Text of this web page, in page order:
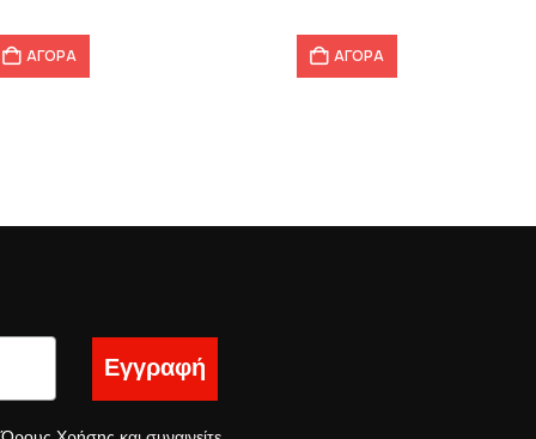
ΑΓΟΡΑ ΑΓΟΡΑ
Εγγραφή